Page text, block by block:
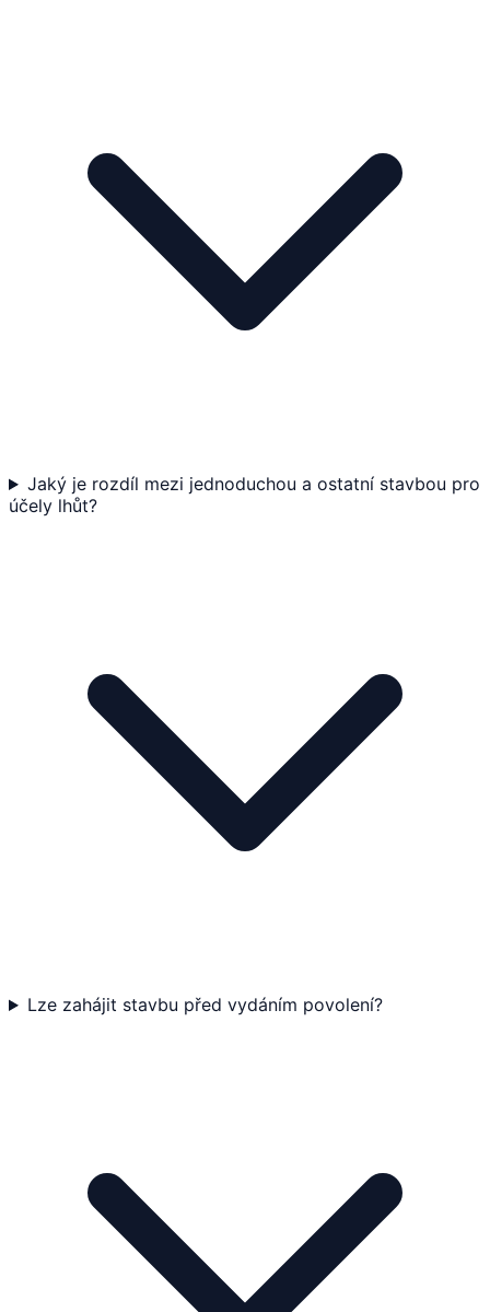
Jaký je rozdíl mezi jednoduchou a ostatní stavbou pro
účely lhůt?
Lze zahájit stavbu před vydáním povolení?